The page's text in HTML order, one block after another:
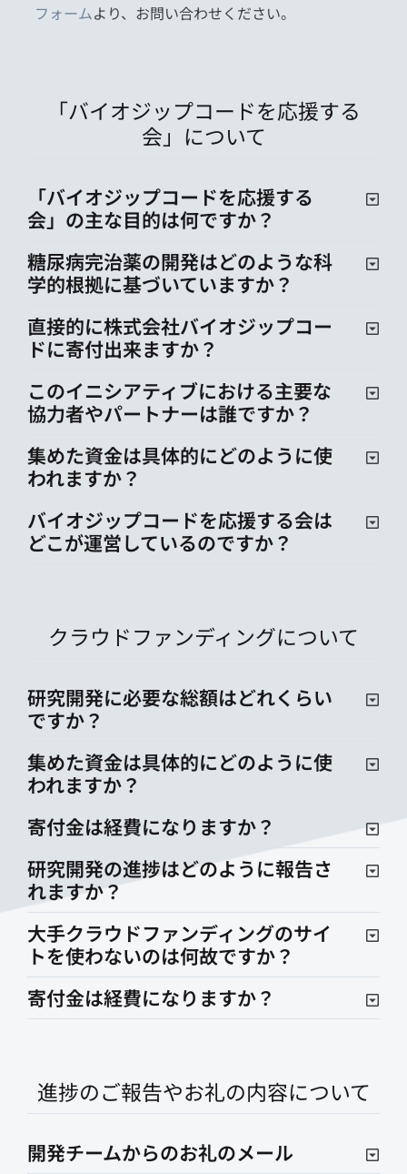
フォームより、お問い合わせください。
「バイオジップコードを応援する
会」について
「バイオジップコードを応援する
会」の主な目的は何ですか？
糖尿病完治薬の開発はどのような科
学的根拠に基づいていますか？
直接的に株式会社バイオジップコー
ドに寄付出来ますか？
このイニシアティブにおける主要な
協力者やパートナーは誰ですか？
集めた資金は具体的にどのように使
われますか？
バイオジップコードを応援する会は
どこが運営しているのですか？
クラウドファンディングについて
研究開発に必要な総額はどれくらい
ですか？
集めた資金は具体的にどのように使
われますか？
寄付金は経費になりますか？
研究開発の進捗はどのように報告さ
れますか？
大手クラウドファンディングのサイ
トを使わないのは何故ですか？
寄付金は経費になりますか？
進捗のご報告やお礼の内容について
開発チームからのお礼のメール